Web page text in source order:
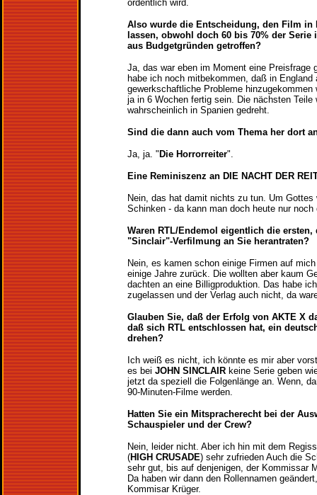
ordentlich wird.
Also wurde die Entscheidung, den Film in
lassen, obwohl doch 60 bis 70% der
aus Budgetgründen getroffen?
Ja, das war eben im Moment eine Preisfrage
habe ich noch mitbekommen, daß in England
gewerkschaftliche Probleme hinzugekommen
ja in 6 Wochen fertig sein. Die nächsten Teile
wahrscheinlich in Spanien gedreht.
Sind die dann auch vom Thema her dort
Ja, ja. " Die Horrorreiter".
Eine Reminiszenz an DIE NACHT DER
Nein, das hat damit nichts zu tun. Um Gottes
Schinken - da kann man doch heute nur noch
Waren RTL/Endemol eigentlich die ersten,
"Sinclair"-Verfilmung an Sie herantraten?
Nein, es kamen schon einige Firmen auf
einige Jahre zurück. Die wollten aber kaum
dachten an eine Billigproduktion. Das habe
zugelassen und der Verlag auch nicht, da
Glauben Sie, daß der Erfolg von AKTE X
daß sich RTL entschlossen hat, ein
drehen?
Ich weiß es nicht, ich könnte es mir aber
es bei JOHN SINCLAIR keine Serie geben
jetzt da speziell die Folgenlänge an. Wenn,
90-Minuten-Filme werden.
Hatten Sie ein Mitspracherecht bei der
Schauspieler und der Crew?
Nein, leider nicht. Aber ich hin mit dem
(HIGH CRUSADE) sehr zufrieden Auch die
sehr gut, bis auf denjenigen, der Kommissar
Da haben wir dann den Rollennamen
Kommisar Krüger.